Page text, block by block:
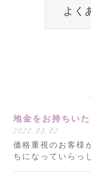
よく
地金をお持ちい
2022.03.02
価格重視のお客様
ちになっていらっ